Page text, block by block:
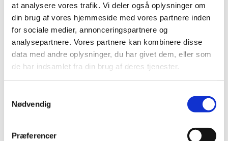
at analysere vores trafik. Vi deler også oplysninger om
din brug af vores hjemmeside med vores partnere inden
for sociale medier, annonceringspartnere og
analysepartnere. Vores partnere kan kombinere disse
data med andre oplysninger, du har givet dem, eller som
de har indsamlet fra din brug af deres tjenester.
Nødvendig
Præferencer
tilladelse til virksomhed med euforiserende stoffer
tilladelse til dyrkning og håndtering af cannabis
med henblik på at udvikle cannabis til medicinsk
brug (udviklingsordningen)
apoteker, herunder sygehusapoteker, der har
importeret eller eksporteret euforiserende stoffer i
2023
Der findes ét indberetningsskema for hver af de 3
Deadline for indberetning er
senest den 31. januar 2024.